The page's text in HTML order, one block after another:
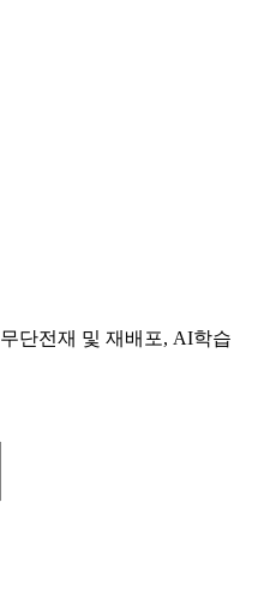
단전재 및 재배포, AI학습